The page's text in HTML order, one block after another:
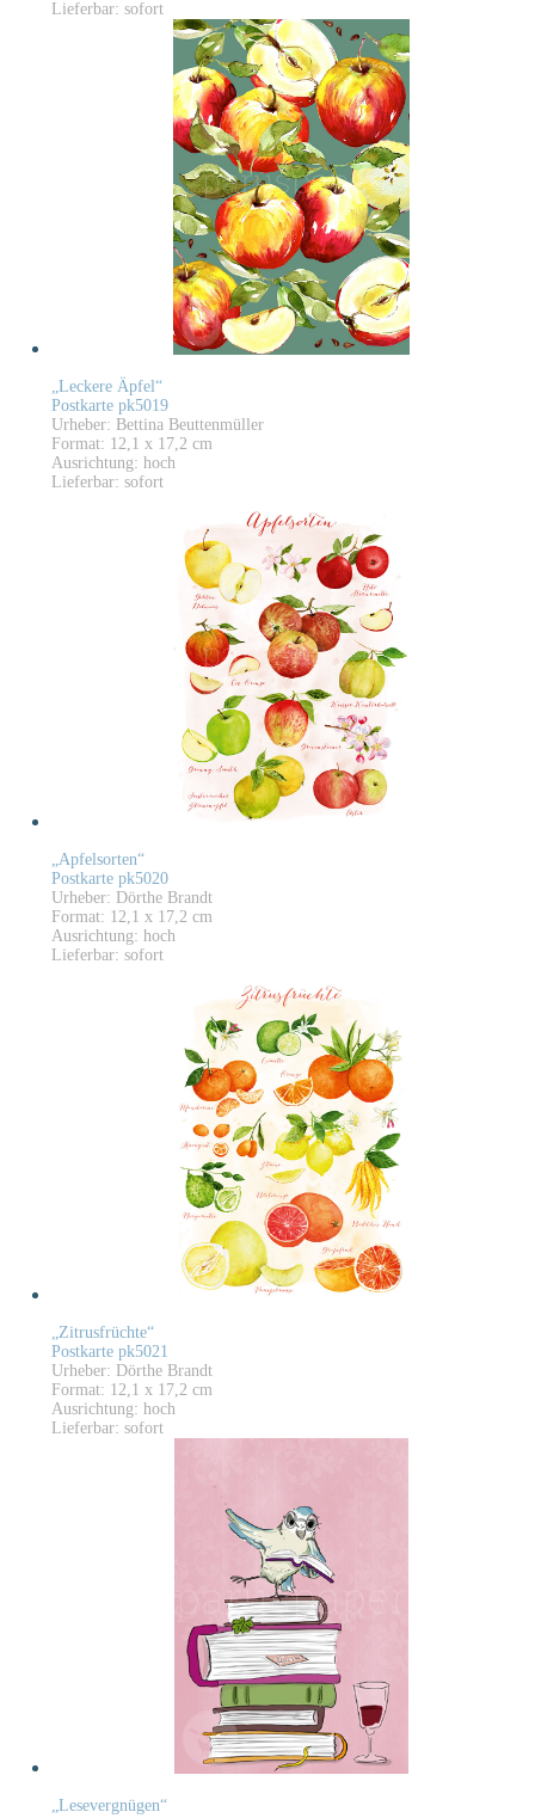
Lieferbar: sofort
„Leckere Äpfel“
Postkarte pk5019
Urheber: Bettina Beuttenmüller
Format: 12,1 x 17,2 cm
Ausrichtung: hoch
Lieferbar: sofort
„Apfelsorten“
Postkarte pk5020
Urheber: Dörthe Brandt
Format: 12,1 x 17,2 cm
Ausrichtung: hoch
Lieferbar: sofort
„Zitrusfrüchte“
Postkarte pk5021
Urheber: Dörthe Brandt
Format: 12,1 x 17,2 cm
Ausrichtung: hoch
Lieferbar: sofort
„Lesevergnügen“